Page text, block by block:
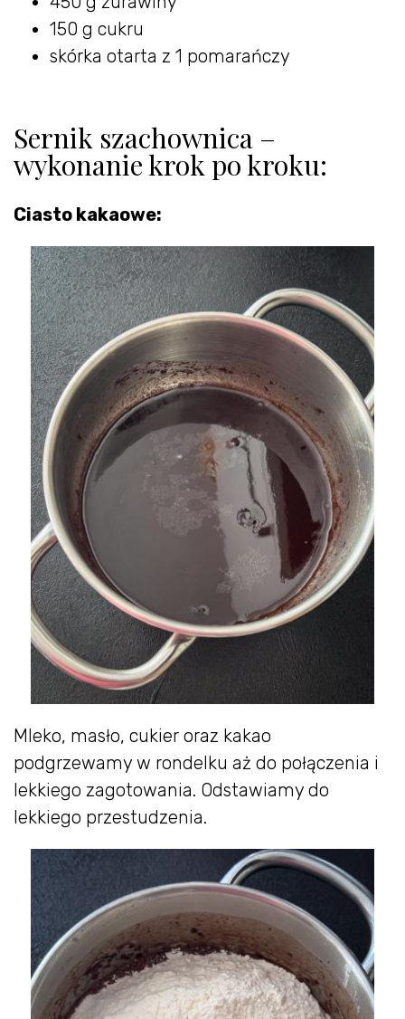
150 g cukru
skórka otarta z 1 pomarańczy
Sernik szachownica –
wykonanie krok po kroku:
Ciasto kakaowe:
Mleko, masło, cukier oraz kakao
podgrzewamy w rondelku aż do połączenia i
lekkiego zagotowania. Odstawiamy do
lekkiego przestudzenia.